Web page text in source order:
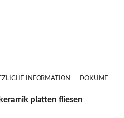
INFORMATION DOKUMENTE
platten fliesen